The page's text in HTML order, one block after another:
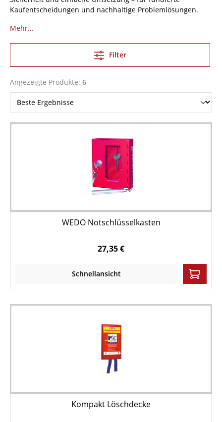
Kaufentscheidungen und nachhaltige Problemlösungen.
Mehr...
Filter
Angezeigte Produkte: 6
WEDO Notschlüsselkasten
27,35 €
Schnellansicht
Kompakt Löschdecke